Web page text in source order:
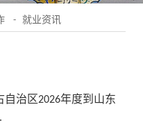
- 就业资讯
自治区2026年度到山东